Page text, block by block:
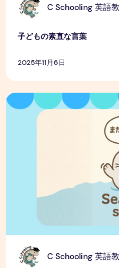
C
子どもの素直な言葉
2025年11月6日
C
言葉っておもしろい！